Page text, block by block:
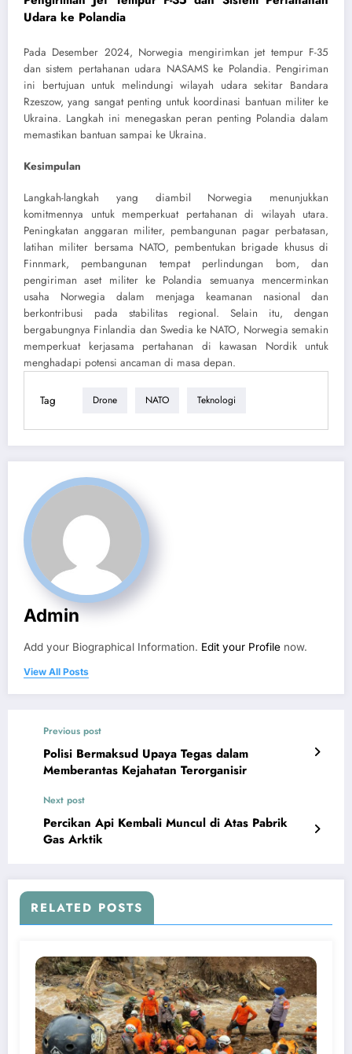
Udara ke Polandia
Pada Desember 2024, Norwegia mengirimkan jet tempur F-35
dan sistem pertahanan udara NASAMS ke Polandia. Pengiriman
ini bertujuan untuk melindungi wilayah udara sekitar Bandara
Rzeszow, yang sangat penting untuk koordinasi bantuan militer ke
Ukraina. Langkah ini menegaskan peran penting Polandia dalam
memastikan bantuan sampai ke Ukraina.
Kesimpulan
Langkah-langkah yang diambil Norwegia menunjukkan
komitmennya untuk memperkuat pertahanan di wilayah utara.
Peningkatan anggaran militer, pembangunan pagar perbatasan,
latihan militer bersama NATO, pembentukan brigade khusus di
Finnmark, pembangunan tempat perlindungan bom, dan
pengiriman aset militer ke Polandia semuanya mencerminkan
usaha Norwegia dalam menjaga keamanan nasional dan
berkontribusi pada stabilitas regional. Selain itu, dengan
bergabungnya Finlandia dan Swedia ke NATO, Norwegia semakin
memperkuat kerjasama pertahanan di kawasan Nordik untuk
menghadapi potensi ancaman di masa depan.
Tag Drone NATO Teknologi
Admin
Add your Biographical Information. Edit your Profile now.
View All Posts
Previous post
Polisi Bermaksud Upaya Tegas dalam
Memberantas Kejahatan Terorganisir
Next post
Percikan Api Kembali Muncul di Atas Pabrik
Gas Arktik
RELATED POSTS